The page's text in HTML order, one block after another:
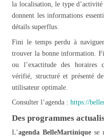
la localisation, le type
donnent les informations
détails superflus.
Fini le temps perdu à
trouver la bonne information.
ou l’exactitude des horaires
vérifié, structuré et présenté
utilisateur optimale.
Consulter l’agenda : https://
Des programmes
L’agenda BelleMartinique se